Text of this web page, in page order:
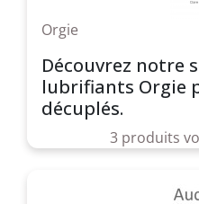
Orgie
Découvrez notre
lubrifiants Orgie
décuplés.
3 produits